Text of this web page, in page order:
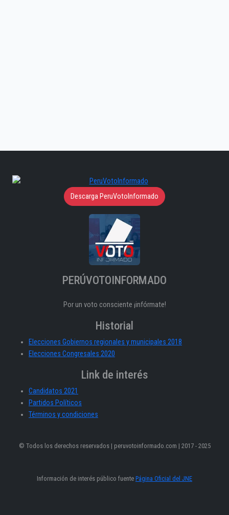
Descarga PeruVotoInformado
PERÚVOTOINFORMADO
Por un voto consciente ¡infórmate!
Historial
Elecciones Gobiernos regionales y municipales 2018
Elecciones Congresales 2020
Link de interés
Candidatos 2021
Partidos Políticos
Términos y condiciones
© Todos los derechos reservados | peruvotoinformado.com | 2017 - 2025
Información de interés público fuente Página Oficial del JNE